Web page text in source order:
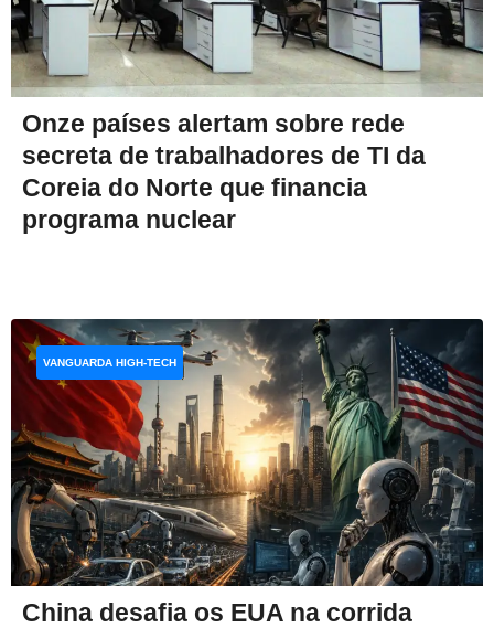
Onze países alertam sobre rede
secreta de trabalhadores de TI da
Coreia do Norte que financia
programa nuclear
China desafia os EUA na corrida
VANGUARDA HIGH-TECH